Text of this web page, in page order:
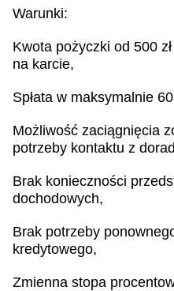
Warunki:
Kwota pożyczki od 500
na karcie,
Spłata w maksymalnie
Możliwość zaciągnięcia
potrzeby kontaktu z
Brak konieczności
dochodowych,
Brak potrzeby
kredytowego,
Zmienna stopa